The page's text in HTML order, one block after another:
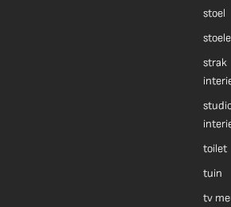
stoel
strak
toilet
tuin
tv